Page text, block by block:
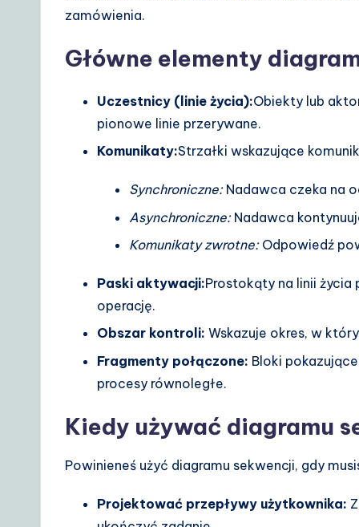
zamówienia.
Główne elementy
Uczestnicy (linie życia):Obiekty lub
pionowe linie przerywane.
Komunikaty:Strzałki wskazujące
Synchroniczne:Nadawca czeka na
Asynchroniczne:Nadawca
Komunikaty zwrotne:Odpowiedź
Paski aktywacji:Prostokąty na linii
operację.
Obszar kontroli: Wskazuje okres, w
Fragmenty połączone: Bloki
procesy równoległe.
Kiedy używać diagramu
Powinieneś użyć diagramu sekwencji, gdy
Projektować przepływy użytkownika: